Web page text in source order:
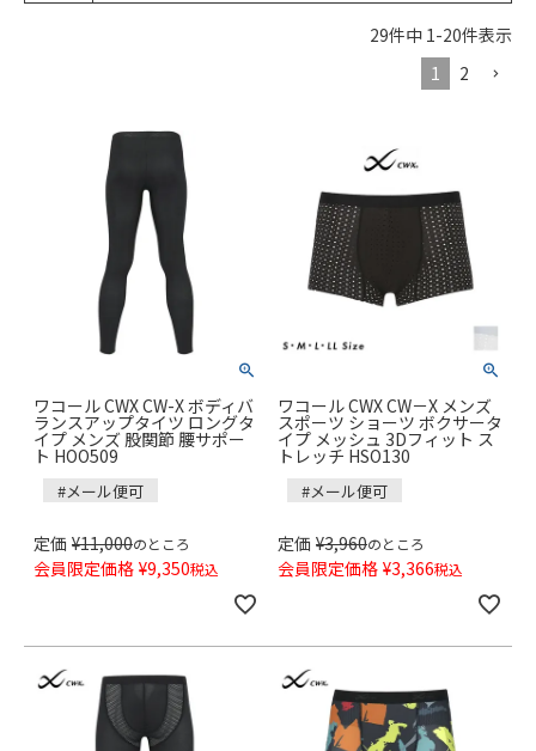
29件中 1-20件表示
1
2
ワコール CWX CW-X ボディバ
ランスアップタイツ ロングタ
イプ メンズ 股関節 腰サポー
ト HOO509
#メール便可
定価 ¥11,000のところ
会員限定価格 ¥9,350税込
ワコール CWX CW－X メンズ
スポーツ ショーツ ボクサータ
イプ メッシュ 3Dフィット ス
トレッチ HSO130
#メール便可
定価 ¥3,960のところ
会員限定価格 ¥3,366税込